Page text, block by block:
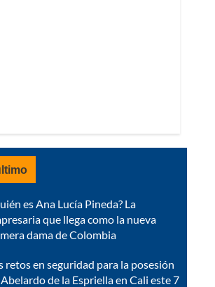
es Ana Lucía Pineda? La
que llega como la nueva
dama de Colombia
retos en seguridad para la posesión
de la Espriella en Cali este 7